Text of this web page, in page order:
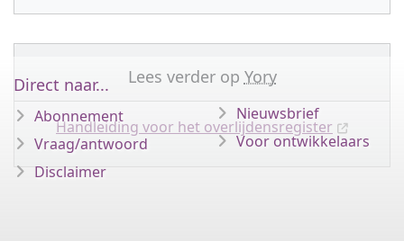
Lees verder op Yory
Handleiding voor het overlijdensregister
Direct naar...
Abonnement
Vraag/antwoord
Disclaimer
Nieuwsbrief
Voor ontwikkelaars